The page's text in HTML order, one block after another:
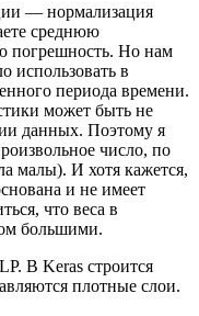
— нормализация
среднюю
погрешность. Но нам
использовать в
периода времени.
может быть не
данных. Поэтому я
число, по
малы). И хотя кажется,
и не имеет
что веса в
большими.
В Keras строится
плотные слои.